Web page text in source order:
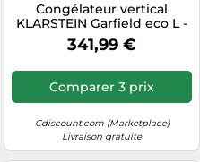
Congélateur vertical
KLARSTEIN Garfield eco L -
60L & 3 tiroirs - inox gris
341,99 €
Comparer 3 prix
Cdiscount.com (Marketplace)
Livraison gratuite